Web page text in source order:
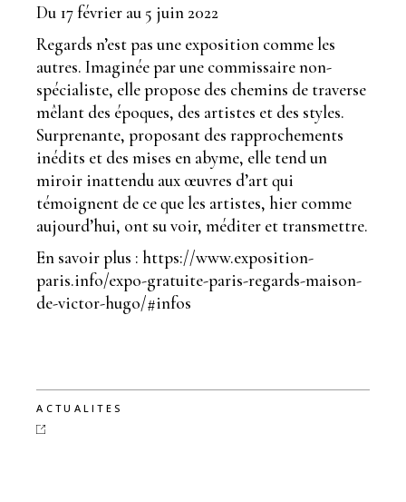
Du 17 février au 5 juin 2022
Regards n’est pas une exposition comme les
autres. Imaginée par une commissaire non-
spécialiste, elle propose des chemins de traverse
mêlant des époques, des artistes et des styles.
Surprenante, proposant des rapprochements
inédits et des mises en abyme, elle tend un
miroir inattendu aux œuvres d’art qui
témoignent de ce que les artistes, hier comme
aujourd’hui, ont su voir, méditer et transmettre.
En savoir plus :https://www.exposition-
paris.info/expo-gratuite-paris-regards-maison-
de-victor-hugo/#infos
ACTUALITES